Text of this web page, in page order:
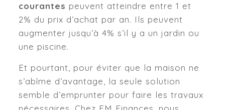
courantes peuvent atteindre entre 1 et
2% du prix d’achat par an. Ils peuvent
augmenter jusqu’à 4% s’il y a un jardin ou
une piscine.
Et pourtant, pour éviter que la maison ne
s’abîme d’avantage, la seule solution
semble d’emprunter pour faire les travaux